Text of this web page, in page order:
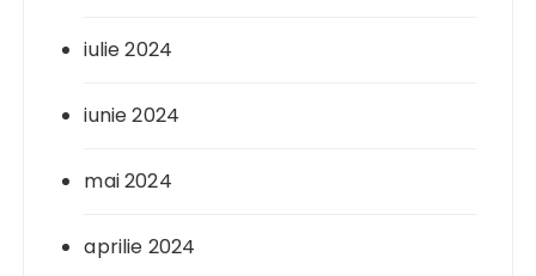
iulie 2024
iunie 2024
mai 2024
aprilie 2024